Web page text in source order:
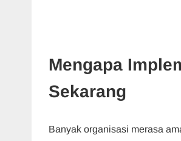
Mengapa
Sekarang
Banyak organisasi merasa